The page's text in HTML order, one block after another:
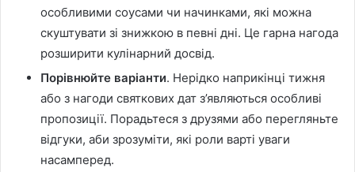
особливими соусами чи начинками, які можна
скуштувати зі знижкою в певні дні. Це гарна нагода
розширити кулінарний досвід.
Порівнюйте варіанти. Нерідко наприкінці тижня
або з нагоди святкових дат з’являються особливі
пропозиції. Порадьтеся з друзями або перегляньте
відгуки, аби зрозуміти, які роли варті уваги
насамперед.